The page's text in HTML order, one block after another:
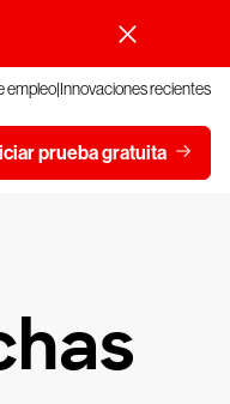
empleo Innovaciones recientes
prueba gratuita